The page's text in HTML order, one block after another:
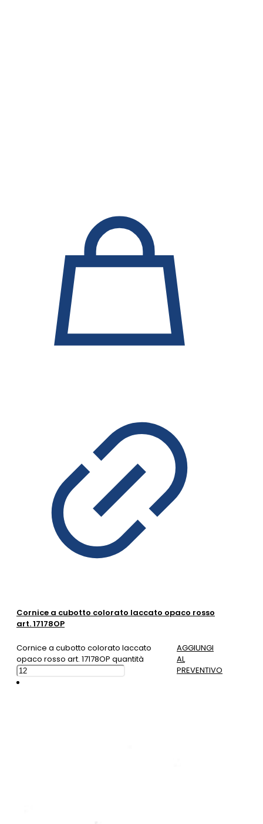
Cornice a cubotto colorato laccato opaco rosso
art. 17178OP
Cornice a cubotto colorato laccato
opaco rosso art. 17178OP quantità
AGGIUNGI
AL
PREVENTIVO